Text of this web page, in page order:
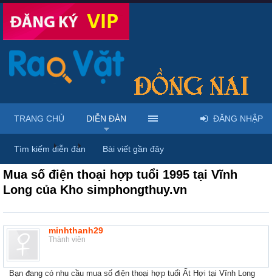
Diễn đàn ... Mua bán sim số đẹp & dịch vụ viễn thông
Mua số điện thoại hợp tuổi 1995 tại Vĩnh
Long của Kho simphongthuy.vn
minhthanh29
Thành viên
Bạn đang có nhu cầu mua số điện thoại hợp tuổi Ất Hợi tại Vĩnh Long
TRANG CHỦ DIỄN ĐÀN
Tìm kiếm diễn đàn Bài viết gần đây
ĐĂNG NHẬP